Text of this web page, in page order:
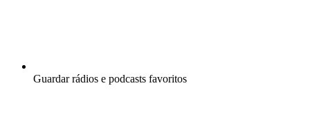
Guardar rádios e podcasts favoritos